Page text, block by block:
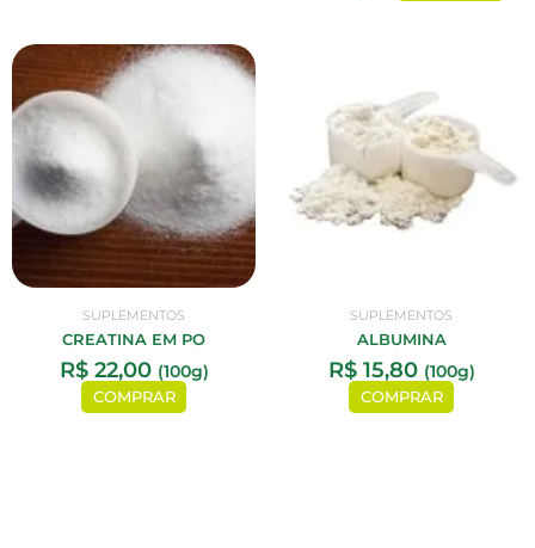
SUPLEMENTOS
CREATINA EM PO
R$22,00 (100g)
COMPRAR
SUPLEMENTOS
ALBUMINA
R$15,80 (100g)
COMPRAR